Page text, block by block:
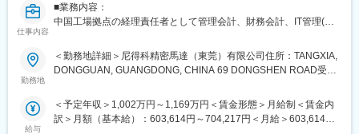
でもご活躍頂けます。
原価立ち上げや改善・深掘りに注力し、新たな生産拠点や事業展
材としての活躍を期待しています。
・新工場建設フェーズに参画し、フジクラの“稼ぐ工場”を設計する
仕事内容
■業務内容：
中国工場拠点の経理責任者として管理会計、財務会計、IT管理(メ
す。
へ情報提供、助言、促しを行う 45%
2.短期、中期の計画の策定 15%
勤務地
＜勤務地詳細＞尼得科精密馬達（東莞）有限公司住所：TANGXIA,
DONGGUAN, GUANGDONG, CHINA 69 DONGSHEN ROAD受動
給与
＜予定年収＞1,002万円～1,169万円＜賃金形態＞月給制＜賃金内
訳＞月額（基本給）：603,614円～704,217円＜月給＞603,614円